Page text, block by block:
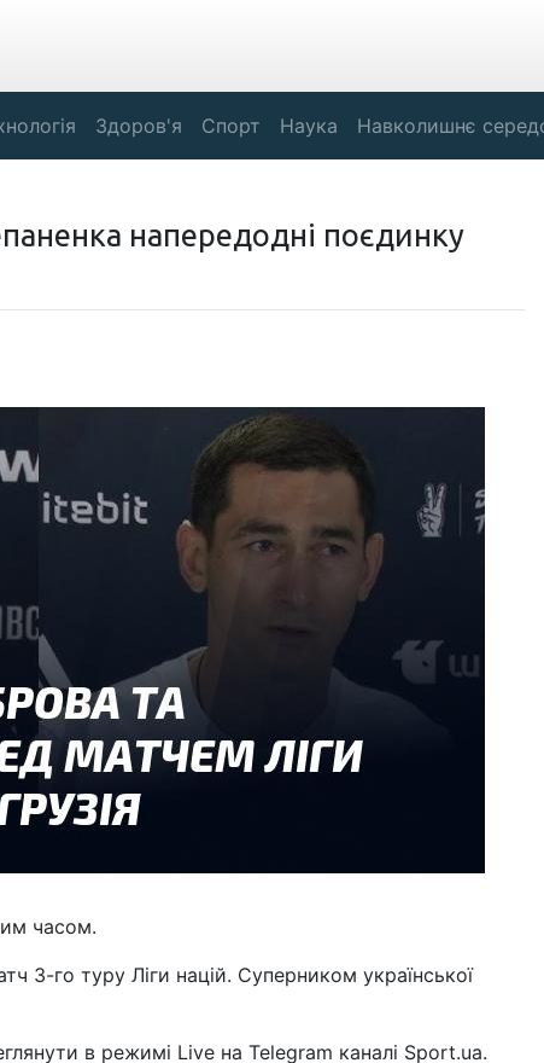
Здоров'я Спорт Наука Навколишнє
напередодні поєдинку
часом.
3-го туру Ліги націй. Суперником української
в режимі Live на Telegram каналі Sport.ua.